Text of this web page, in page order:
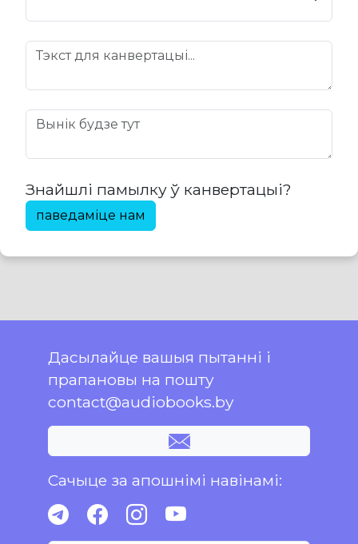
Знайшлі памылку ў канвертацыі?
паведаміце нам
Дасылайце вашыя пытанні і
прапановы на пошту
contact@audiobooks.by
Сачыце за апошнімі навінамі: